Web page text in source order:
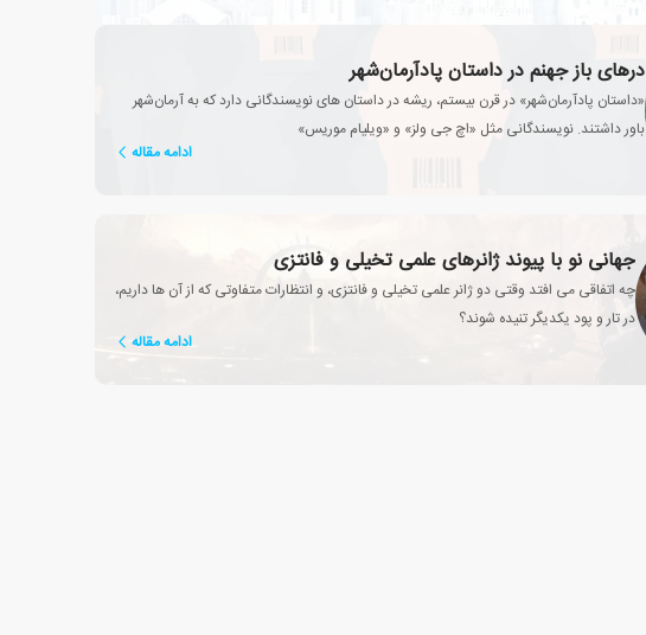
درهای باز جهنم در داستان پادآرمان‌شهر
«داستان پادآرمان‌شهر» در قرن بیستم، ریشه در داستان های نویسندگانی دارد که به آرمان‌شهر
باور داشتند. نویسندگانی مثل «اچ جی ولز» و «ویلیام موریس»
ادامه مقاله
جهانی نو با پیوند ژانرهای علمی تخیلی و فانتزی
چه اتفاقی می افتد وقتی دو ژانر علمی تخیلی و فانتزی، و انتظارات متفاوتی که از آن ها داریم،
در تار و پود یکدیگر تنیده شوند؟
ادامه مقاله